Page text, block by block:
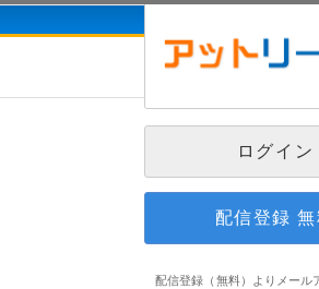
ログイン
配信登録 無
配信登録（無料）よりメール